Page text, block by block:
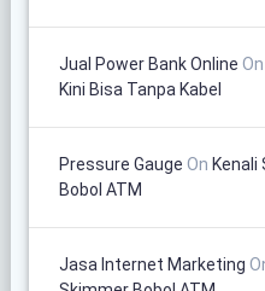
Jual Power Bank Online On
Kini Bisa Tanpa Kabel
Pressure Gauge On Kenali
Bobol ATM
Jasa Internet Marketing